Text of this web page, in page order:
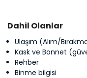
Dahil Olanlar
Ulaşım (Alım/
Kask ve Bonnet
Rehber
Binme bilgisi